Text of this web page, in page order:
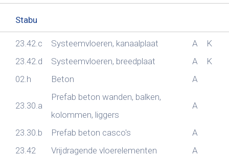
Stabu
23.42.c Systeemvloeren, kanaalplaat A
K
23.42.d
Systeemvloeren, breedplaat A
K
02.h
Beton A
23.30.a
Prefab beton wanden, balken,
kolommen, liggers
A
23.30.b Prefab beton casco's
A
23.42
Vrijdragende vloerelementen
A